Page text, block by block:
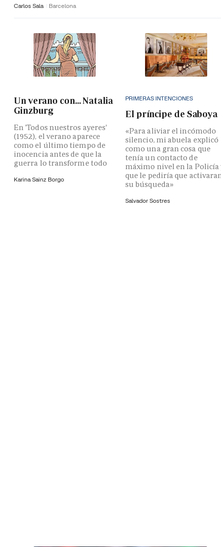
Carlos Sala Barcelona
Un verano con... Natalia
Ginzburg
En 'Todos nuestros ayeres'
(1952), el verano aparece
como el último tiempo de
inocencia antes de que la
guerra lo transforme todo
Karina Sainz Borgo
PRIMERAS INTENCIONES
El príncipe de Saboya
«Para aliviar el incómodo
silencio, mi abuela explicó
como una gran cosa que
tenía un contacto de
máximo nivel en la Policía
que le pediría que
su búsqueda»
Salvador Sostres